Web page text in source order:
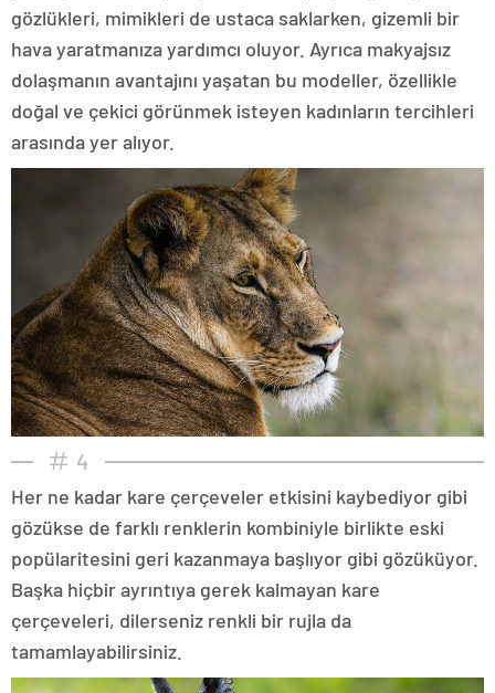
gözlükleri, mimikleri de ustaca saklarken, gizemli bir
hava yaratmanıza yardımcı oluyor. Ayrıca makyajsız
dolaşmanın avantajını yaşatan bu modeller, özellikle
doğal ve çekici görünmek isteyen kadınların tercihleri
arasında yer alıyor.
4
Her ne kadar kare çerçeveler etkisini kaybediyor gibi
gözükse de farklı renklerin kombiniyle birlikte eski
popülaritesini geri kazanmaya başlıyor gibi gözüküyor.
Başka hiçbir ayrıntıya gerek kalmayan kare
çerçeveleri, dilerseniz renkli bir rujla da
tamamlayabilirsiniz.